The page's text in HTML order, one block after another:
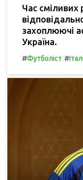
Час сміливих
захоплюючі
Україна.
#Футболіст #